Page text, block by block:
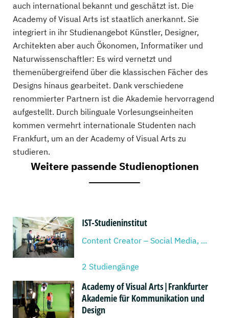
auch international bekannt und geschätzt ist. Die
Academy of Visual Arts ist staatlich anerkannt. Sie
integriert in ihr Studienangebot Künstler, Designer,
Architekten aber auch Ökonomen, Informatiker und
Naturwissenschaftler: Es wird vernetzt und
themenübergreifend über die klassischen Fächer des
Designs hinaus gearbeitet. Dank verschiedene
renommierter Partnern ist die Akademie hervorragend
aufgestellt. Durch bilinguale Vorlesungseinheiten
kommen vermehrt internationale Studenten nach
Frankfurt, um an der Academy of Visual Arts zu
studieren.
Weitere passende Studienoptionen
IST-Studieninstitut
Content Creator – Social Media, ...
2 Studiengänge
Academy of Visual Arts|Frankfurter
Akademie für Kommunikation und
Design